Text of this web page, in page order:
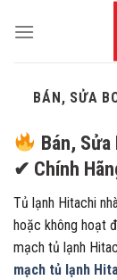
BÁN, SỬA
Bán,
✔ Chính
Tủ lạnh Hitachi
hoặc không hoạt
mạch tủ lạnh
mạch tủ lạnh